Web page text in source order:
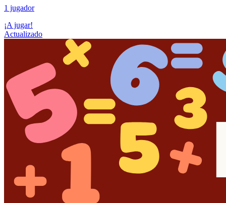
1 jugador
¡A jugar!
Actualizado